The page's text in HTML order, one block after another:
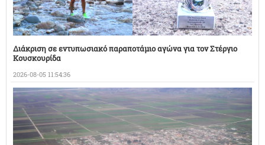
Διάκριση σε εντυπωσιακό παραποτάμιο αγώνα για τον Στέργιο
Κουσκουρίδα
2026-08-05 11:54:36